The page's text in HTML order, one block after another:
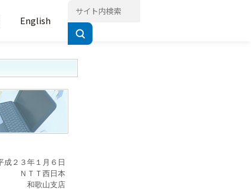
English
成２３年１月６日
ＮＴＴ西日本
和歌山支店